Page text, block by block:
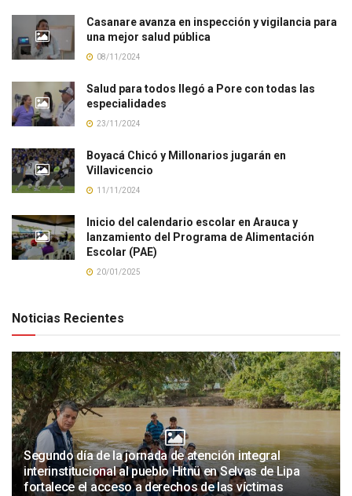
Casanare avanza en inspección y vigilancia para
una mejor salud pública
08/11/2024
Salud para todos llegó a Pore con todas las
especialidades
23/11/2024
Boyacá Chicó y Millonarios jugarán en
Villavicencio
11/11/2024
Inicio del calendario escolar en Arauca y
lanzamiento del Programa de Alimentación
Escolar (PAE)
20/01/2025
Noticias Recientes
Segundo día de la jornada de atención integral
interinstitucional al pueblo Hitnü en Selvas de Lipa
fortalece el acceso a derechos de las víctimas